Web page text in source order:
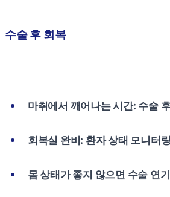
수술 후 회복
마취에서 깨어나는 시간: 수술
회복실 완비: 환자 상태 모니터
몸 상태가 좋지 않으면 수술 연